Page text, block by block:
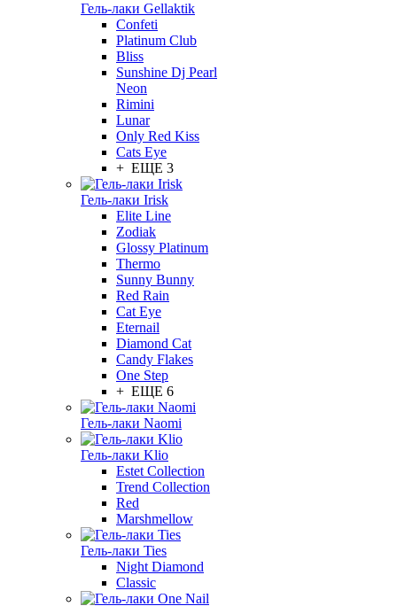
Гель-лаки Gellaktik
Confeti
Platinum Club
Bliss
Sunshine Dj Pearl
Neon
Rimini
Lunar
Only Red Kiss
Cats Eye
+ ЕЩЕ 3
Гель-лаки Irisk
Elite Line
Zodiak
Glossy Platinum
Thermo
Sunny Bunny
Red Rain
Cat Eye
Eternail
Diamond Cat
Candy Flakes
One Step
+ ЕЩЕ 6
Гель-лаки Naomi
Гель-лаки Klio
Estet Collection
Trend Collection
Red
Marshmellow
Гель-лаки Ties
Night Diamond
Classic